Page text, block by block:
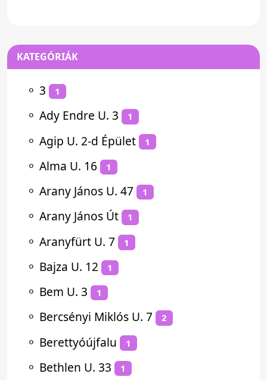
KATEGÓRIÁK
⚬ 3 1
⚬ Ady Endre U. 3 1
⚬ Agip U. 2-d Épület 1
⚬ Alma U. 16 1
⚬ Arany János U. 47 1
⚬ Arany János Út 1
⚬ Aranyfürt U. 7 1
⚬ Bajza U. 12 1
⚬ Bem U. 3 1
⚬ Bercsényi Miklós U. 7 2
⚬ Berettyóújfalu 1
⚬ Bethlen U. 33 1